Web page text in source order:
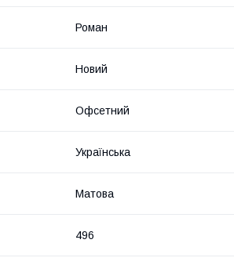
Роман
Новий
Офсетний
Українська
Матова
496